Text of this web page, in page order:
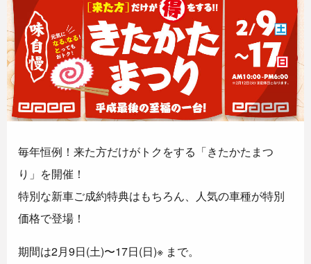
毎年恒例！来た方だけがトクをする「きたかたまつ
り」を開催！
特別な新車ご成約特典はもちろん、人気の車種が特別
価格で登場！
期間は2月9日(土)〜17日(日)※ まで。